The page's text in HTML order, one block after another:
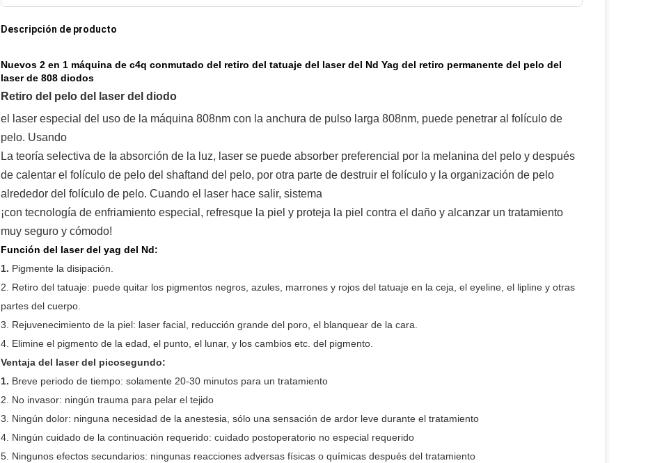
Descripción de producto
Nuevos 2 en 1 máquina de c4q conmutado del retiro del tatuaje del laser del Nd Yag del retiro permanente del pelo del
laser de 808 diodos
Retiro del pelo del laser del diodo
el laser especial del uso de la máquina 808nm con la anchura de pulso larga 808nm, puede penetrar al folículo de
pelo. Usando
La teoría selectiva de la absorción de la luz, laser se puede absorber preferencial por la melanina del pelo y después
de calentar el folículo de pelo del shaftand del pelo, por otra parte de destruir el folículo y la organización de pelo
alrededor del folículo de pelo. Cuando el laser hace salir, sistema
¡con tecnología de enfriamiento especial, refresque la piel y proteja la piel contra el daño y alcanzar un tratamiento
muy seguro y cómodo!
Función del laser del yag del Nd:
1. Pigmente la disipación.
2. Retiro del tatuaje: puede quitar los pigmentos negros, azules, marrones y rojos del tatuaje en la ceja, el eyeline, el lipline y otras
partes del cuerpo.
3. Rejuvenecimiento de la piel: laser facial, reducción grande del poro, el blanquear de la cara.
4. Elimine el pigmento de la edad, el punto, el lunar, y los cambios etc. del pigmento.
Ventaja del laser del picosegundo:
1. Breve periodo de tiempo: solamente 20-30 minutos para un tratamiento
2. No invasor: ningún trauma para pelar el tejido
3. Ningún dolor: ninguna necesidad de la anestesia, sólo una sensación de ardor leve durante el tratamiento
4. Ningún cuidado de la continuación requerido: cuidado postoperatorio no especial requerido
5. Ningunos efectos secundarios: ningunas reacciones adversas físicas o químicas después del tratamiento